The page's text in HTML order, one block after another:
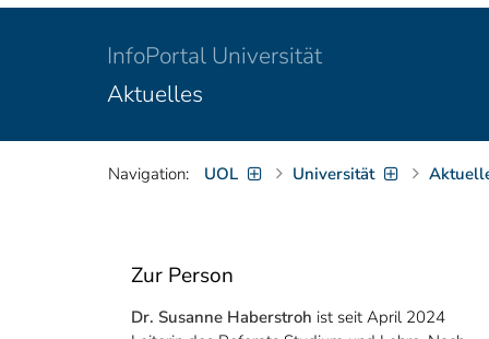
InfoPortal Universität
Aktuelles
Navigation: UOL Universität
Zur Person
Dr. Susanne Haberstroh ist seit April 2024